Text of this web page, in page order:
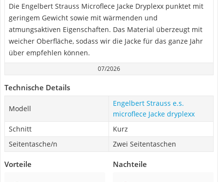
Die Engelbert Strauss Microflece Jacke Dryplexx punktet mit
geringem Gewicht sowie mit wärmenden und
atmungsaktiven Eigenschaften. Das Material überzeugt mit
weicher Oberfläche, sodass wir die Jacke für das ganze Jahr
über empfehlen können.
07/2026
Technische Details
Modell
Engelbert Strauss e.s.
microflece Jacke dryplexx
Schnitt
Kurz
Seitentasche/n
Zwei Seitentaschen
Vorteile Nachteile